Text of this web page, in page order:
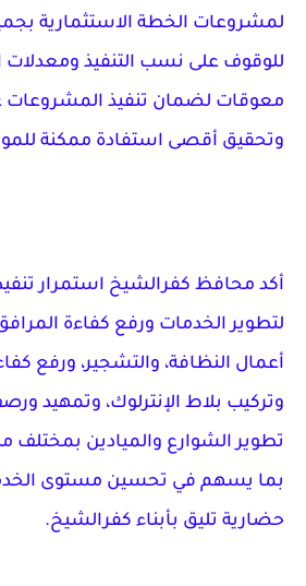
لمشروعات الخطة الاستثمارية
للوقوف على نسب التنفيذ ومعدلات
معوقات لضمان تنفيذ المشروعات
وتحقيق أقصى استفادة ممكنة
أكد محافظ كفرالشيخ استمرار
لتطوير الخدمات ورفع كفاءة
أعمال النظافة، والتشجير، ورفع
وتركيب بلاط الإنترلوك، وتمهيد
تطوير الشوارع والميادين بمختلف
بما يسهم في تحسين مستوى
حضارية تليق بأبناء كفرالشيخ.